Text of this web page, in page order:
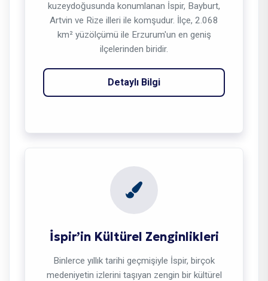
kuzeydoğusunda konumlanan İspir, Bayburt,
Artvin ve Rize illeri ile komşudur. İlçe, 2.068
km² yüzölçümü ile Erzurum'un en geniş
ilçelerinden biridir.
Detaylı Bilgi
İspir’in Kültürel Zenginlikleri
Binlerce yıllık tarihi geçmişiyle İspir, birçok
medeniyetin izlerini taşıyan zengin bir kültürel